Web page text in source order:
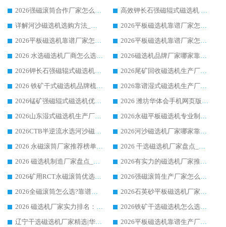
2026强磁滚筒合作厂家怎么选-华体会手机网页版-华体会(中国) 行业优质供应商参考指南
高效钾长石强磁辊式磁选机 华体会手机网页版-华体会(中国) 专业制造品质值得信赖
详解河沙磁选机选购方法_除铁器品牌及华体会手机网页版-华体会(中国) 企业解析
2026平板磁选机靠谱厂家怎么选？华体会手机网页版-华体会(中国) 凭硬实力甄选合作品牌
2026平板磁选机靠谱厂家怎么选？华体会手机网页版-华体会(中国) 凭硬实力甄选合作品牌
2026平板磁选机靠谱厂家怎么选？华体会手机网页版-华体会(中国) 凭硬实力甄选合作品牌
2026 水选磁选机厂商怎么选 潍坊华体会手机网页版-华体会(中国) 技术实力强
2026磁选机品牌厂家哪家靠谱?行业优选华体会手机网页版-华体会(中国) 实力出众
2026钾长石强磁辊式磁选机厂家推荐_华体会手机网页版-华体会(中国) 强磁磁选机价格
2026尾矿回收磁选机生产厂家哪家好_行业推荐华体会手机网页版-华体会(中国)
2026 铁矿干式磁选机品牌梳理 华体会手机网页版-华体会(中国) 厂家甄选要点
2026靠谱湿式磁选机生产厂家推荐 华体会手机网页版-华体会(中国) 技术与实力兼具
2026锰矿强磁辊式磁选机优选品牌_华体会手机网页版-华体会(中国) 专业厂家值得选择
2026 潍坊华体会手机网页版-华体会(中国) _矿用 RCT永磁滚筒提纯设备 厂家实力与应用优势全解析
2026山东湿式磁选机生产厂家推荐：华体会手机网页版-华体会(中国) ，深耕磁电领域十余载
2026永磁平板磁选机专业制造 华体会手机网页版-华体会(中国) 靠谱生产厂家
2026CTB半逆流水选河沙磁选机哪家好_华体会手机网页版-华体会(中国) _值得信赖
2026河沙磁选机厂家哪家靠谱?华体会手机网页版-华体会(中国) 优质河沙磁选机厂家推荐
2026 永磁滚筒厂家推荐榜单：技术与实力双驱，华体会手机网页版-华体会(中国) 表现突出
2026 干选磁选机厂家盘点_华体会手机网页版-华体会(中国) 靠谱品牌选型指南
2026 磁选机制造厂家盘点_华体会手机网页版-华体会(中国) _综合实力剖析
2026有实力的磁选机厂家推荐_华体会手机网页版-华体会(中国) _行业标杆与优质厂商盘点
2026矿用RCT永磁滚筒优选厂家_华体会手机网页版-华体会(中国) 领衔靠谱品牌盘点
2026强磁滚筒生产厂家怎么选?行业口碑推荐华体会手机网页版-华体会(中国)
2026全磁滚筒怎么选?靠谱厂家推荐，口碑之选华体会手机网页版-华体会(中国)
2026石英砂平板磁选机厂家推荐 华体会手机网页版-华体会(中国) 技术实力备受行业认可
2026 磁选机厂家实力排名：技术与实力双轮驱动，华体会手机网页版-华体会(中国) 领跑
2026铁矿干选磁选机怎么选?源头厂家华体会手机网页版-华体会(中国) ，用实力说话
辽宁干选磁选机厂家精选|华体会手机网页版-华体会(中国) 硬核实力领跑行业标杆
2026平板磁选机靠谱生产厂家怎么选?行业标杆华体会手机网页版-华体会(中国) ，凭硬实力脱颖而出